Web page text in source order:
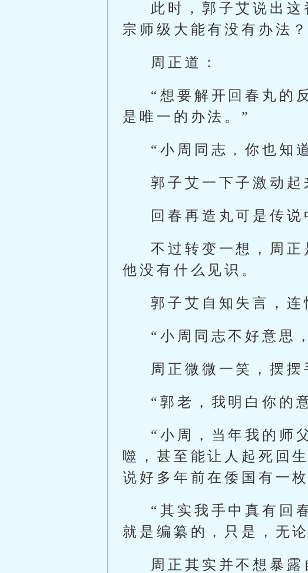
此时，郭子艾说出
宗师级大能有没有办法？
周正道：
“想要解开回春丸的
是唯一的办法。”
“小周同志，你也知
郭子艾一下子激动起
回春再造丸可是传
不过转变一想，周
他没有什么见识。
郭子艾自知失言，连
“小周同志不好意
周正微微一笑，摆摆
“郭老，我明白你的
“小周，当年我的师
噬，甚至能让人起死回
说好多年前在倭国有一
“其实我手中真有回
就是编纂的，只是，无
周正其实并不想暴